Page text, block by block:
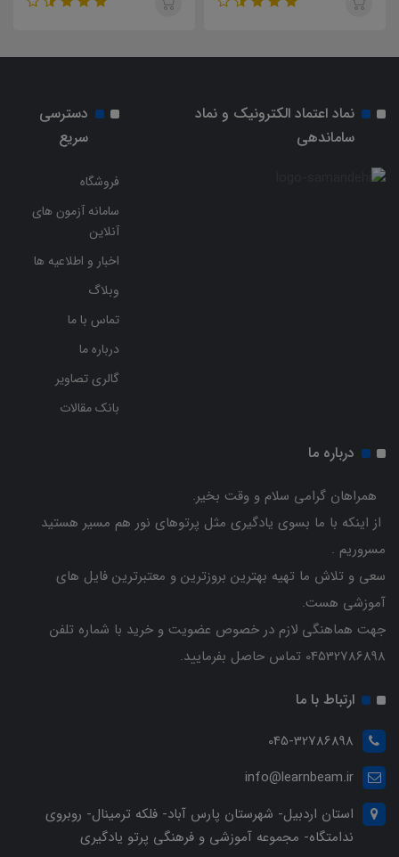
نماد اعتماد الکترونیک و نماد
ساماندهی
دسترسی
سریع
فروشگاه
سامانه آزمون های
آنلاین
اخبار و اطلاعیه ها
وبلاگ
تماس با ما
درباره ما
گالری تصاویر
بانک مقالات
درباره ما
همراهان گرامی سلام و وقت بخیر.
از اینکه با ما بسوی یادگیری مثل پرتوهای نور هم مسیر هستید
مسروریم .
سعی و تلاش ما تهیه بهترین بروزترین و معتبرترین فایل های
آموزشی هست.
جهت هماهنگی لازم در خصوص عضویت و خرید با شماره تلفن
04532786898 تماس حاصل بفرمایید.
ارتباط با ما
045-32786898
info@learnbeam.ir
استان اردبیل- شهرستان پارس آباد- فلکه ترمینال- روبروی
ندامتگاه- مجموعه آموزشی و فرهنگی پرتو یادگیری